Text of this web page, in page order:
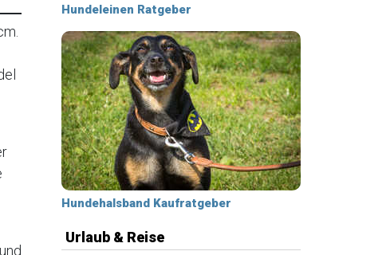
Hundeleinen Ratgeber
Hundehalsband Kaufratgeber
Urlaub & Reise